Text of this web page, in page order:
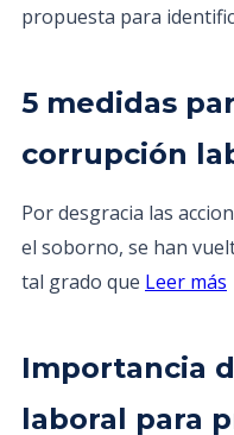
propuesta para
5 medidas
corrupción
Por desgracia las
el soborno, se han
tal grado que Leer más
Importancia
laboral para